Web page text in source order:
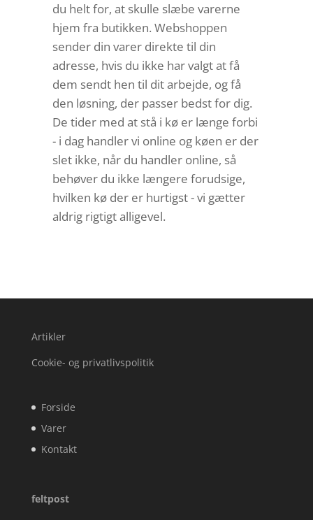
du helt for, at skulle slæbe varerne
hjem fra butikken. Webshoppen
sender din varer direkte til din
adresse, hvis du ikke har valgt at få
dem sendt hen til dit arbejde, og få
den løsning, der passer bedst for dig.
De tider med at stå i kø er længe forbi
- i dag handler vi online og køen er der
slet ikke, når du handler online, så
behøver du ikke længere forudsige,
hvilken kø der er hurtigst - vi gætter
aldrig rigtigt alligevel.
Artikler
Cookie- og privatlivspolitik
Forside
Varer
Kontakt
feltpost